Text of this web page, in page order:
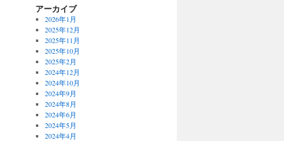
アーカイブ
2026年1月
2025年12月
2025年11月
2025年10月
2025年2月
2024年12月
2024年10月
2024年9月
2024年8月
2024年6月
2024年5月
2024年4月